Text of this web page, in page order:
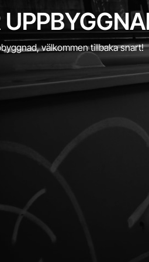
välkommen tillbaka snart!